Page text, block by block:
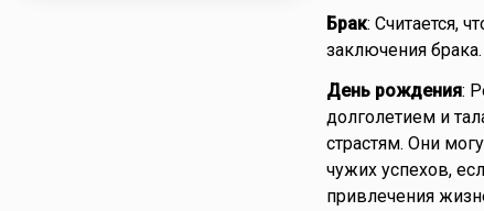
Брак: Считается,
заключения брака.
День рождения:
долголетием и
страстям. Они
чужих успехов,
привлечения